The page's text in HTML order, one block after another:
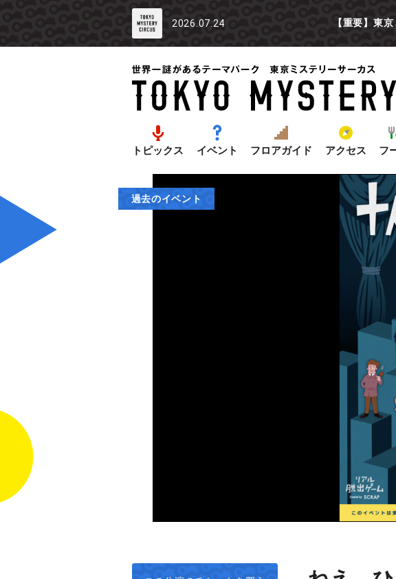
2026.07.24 【重要】東
トピックス イベント フロアガイド アクセス フ
過去のイベント